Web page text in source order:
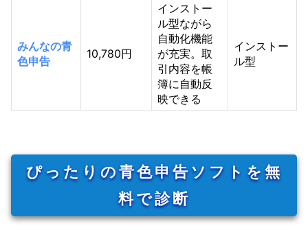
みんなの青
色申告
10,780円
インストー
ル型ながら
自動化機能
が充実。取
引内容を帳
簿に自動反
映できる
インストー
ル型
ぴったりの青色申告ソフトを無
料で診断